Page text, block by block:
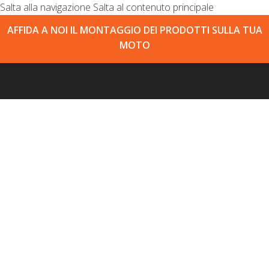
Salta alla navigazione Salta al contenuto principale
AFFIDA A NOI IL MONTAGGIO DEI PRODOTTI SULLA TUA
MOTO